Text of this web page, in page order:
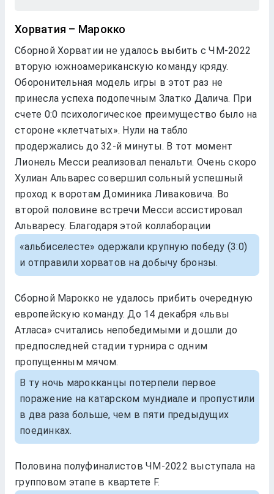
Хорватия – Марокко
Сборной Хорватии не удалось выбить с ЧМ-2022
вторую южноамериканскую команду кряду.
Оборонительная модель игры в этот раз не
принесла успеха подопечным Златко Далича. При
счете 0:0 психологическое преимущество было на
стороне «клетчатых». Нули на табло
продержались до 32-й минуты. В тот момент
Лионель Месси реализовал пенальти. Очень скоро
Хулиан Альварес совершил сольный успешный
проход к воротам Доминика Ливаковича. Во
второй половине встречи Месси ассистировал
Альваресу. Благодаря этой коллаборации
«альбиселесте» одержали крупную победу (3:0)
и отправили хорватов на добычу бронзы.
Сборной Марокко не удалось прибить очередную
европейскую команду. До 14 декабря «львы
Атласа» считались непобедимыми и дошли до
предпоследней стадии турнира с одним
пропущенным мячом.
В ту ночь марокканцы потерпели первое
поражение на катарском мундиале и пропустили
в два раза больше, чем в пяти предыдущих
поединках.
Половина полуфиналистов ЧМ-2022 выступала на
групповом этапе в квартете F.